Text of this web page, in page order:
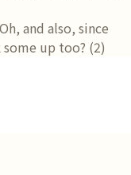
and also, since
up too? (2)